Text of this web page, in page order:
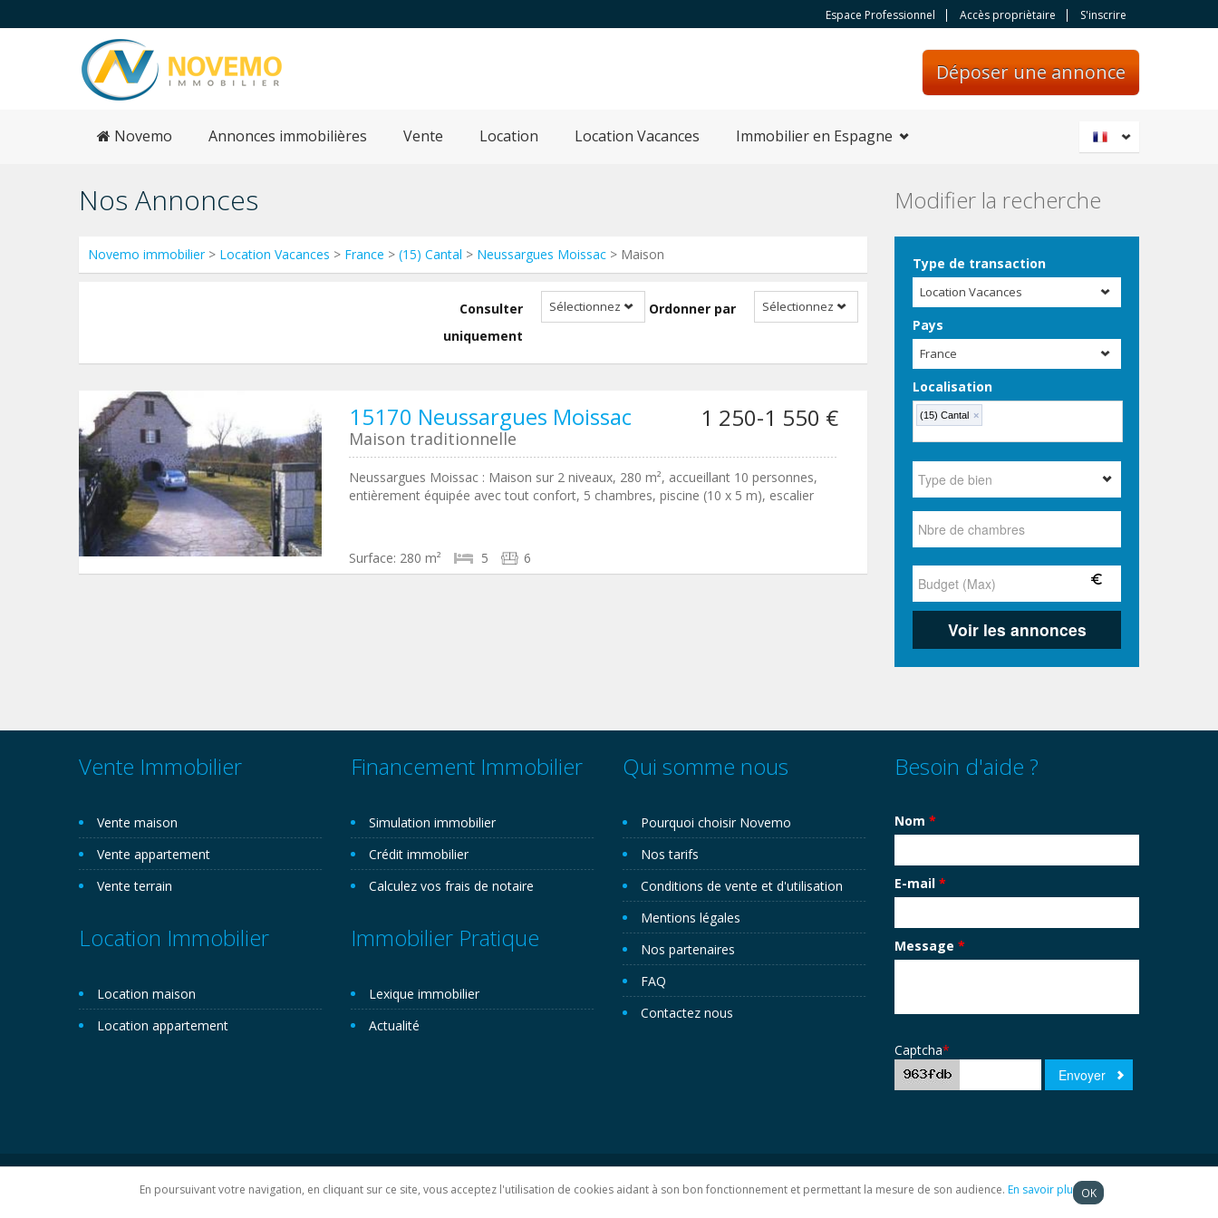
Espace Professionnel Accès propriètaire S'inscrire
Déposer une annonce
Novemo Annonces immobilières Vente Location Location Vacances Immobilier en Espagne
Nos Annonces
Novemo immobilier> Location Vacances > France > (15) Cantal > Neussargues Moissac > Maison
Ordonner par Sélectionnez
Consulter
uniquement
Sélectionnez
15170 Neussargues Moissac 1 250-1 550 €
Maison traditionnelle
Neussargues Moissac : Maison sur 2 niveaux, 280 m², accueillant 10 personnes,
entièrement équipée avec tout confort, 5 chambres, piscine (10 x 5 m), escalier
Surface: 280 m² 5 6
Modifier la recherche
Type de transaction
Location Vacances
Pays
France
Localisation
(15) Cantal ×
Vente Immobilier
Vente maison
Vente appartement
Vente terrain
Location Immobilier
Location maison
Location appartement
Financement Immobilier
Simulation immobilier
Crédit immobilier
Calculez vos frais de notaire
Immobilier Pratique
Lexique immobilier
Actualité
Qui somme nous
Pourquoi choisir Novemo
Nos tarifs
Conditions de vente et d'utilisation
Mentions légales
Nos partenaires
FAQ
Contactez nous
Besoin d'aide ?
Nom *
E-mail *
Message *
Captcha*
Copyright 2026©. Novemo.com. Tous droits réservés. Plan du site
En poursuivant votre navigation, en cliquant sur ce site, vous acceptez l'utilisation de cookies aidant à son bon fonctionnement et permettant la mesure de son audience. En savoir plus OK